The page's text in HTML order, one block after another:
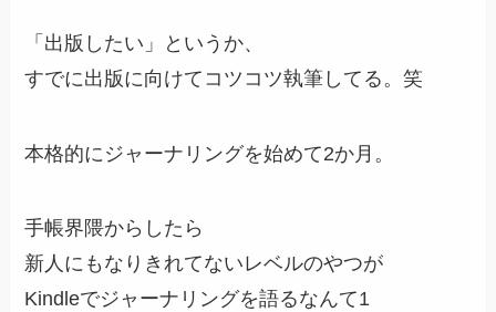
「出版したい」というか、
すでに出版に向けてコツコツ執筆してる。笑
本格的にジャーナリングを始めて2か月。
手帳界隈からしたら
新人にもなりきれてないレベルのやつが
Kindleでジャーナリングを語るなんて1